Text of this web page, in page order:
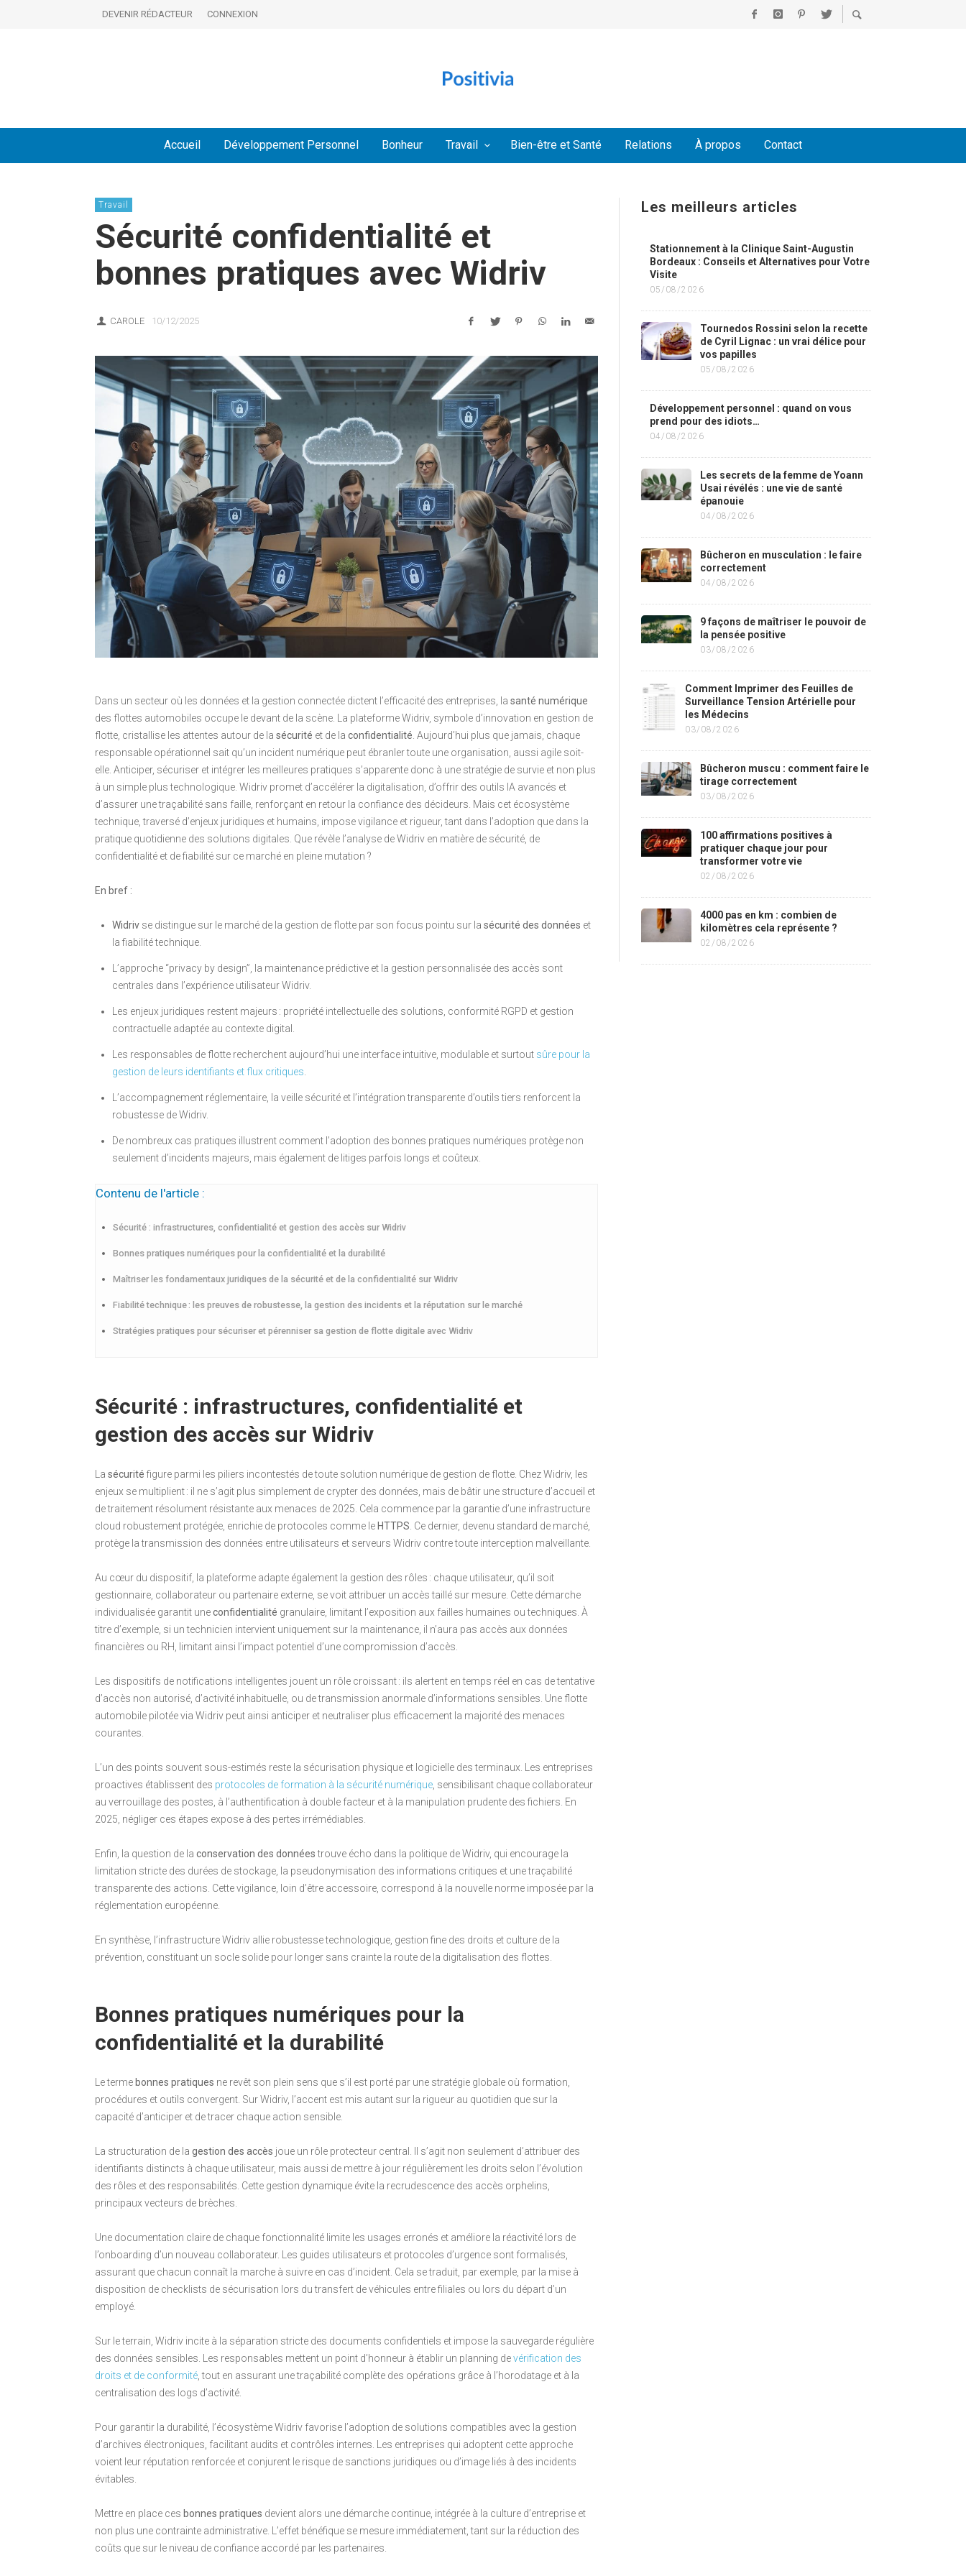
DEVENIR RÉDACTEUR CONNEXION
Accueil Développement Personnel Bonheur Travail Bien-être et Santé Relations À propos Contact
Travail
Sécurité confidentialité et
bonnes pratiques avec Widriv
CAROLE 10/12/2025
Dans un secteur où les données et la gestion connectée dictent l’efficacité des entreprises, la santé numérique
des flottes automobiles occupe le devant de la scène. La plateforme Widriv, symbole d’innovation en gestion de
flotte, cristallise les attentes autour de la sécurité et de la confidentialité . Aujourd’hui plus que jamais, chaque
responsable opérationnel sait qu’un incident numérique peut ébranler toute une organisation, aussi agile soit-
elle. Anticiper, sécuriser et intégrer les meilleures pratiques s’apparente donc à une stratégie de survie et non plus
à un simple plus technologique. Widriv promet d’accélérer la digitalisation, d’offrir des outils IA avancés et
d’assurer une traçabilité sans faille, renforçant en retour la confiance des décideurs. Mais cet écosystème
technique, traversé d’enjeux juridiques et humains, impose vigilance et rigueur, tant dans l’adoption que dans la
pratique quotidienne des solutions digitales. Que révèle l’analyse de Widriv en matière de sécurité, de
confidentialité et de fiabilité sur ce marché en pleine mutation ?
En bref :
Widriv se distingue sur le marché de la gestion de flotte par son focus pointu sur la sécurité des données et
la fiabilité technique.
L’approche “privacy by design”, la maintenance prédictive et la gestion personnalisée des accès sont
centrales dans l’expérience utilisateur Widriv.
Les enjeux juridiques restent majeurs : propriété intellectuelle des solutions, conformité RGPD et gestion
contractuelle adaptée au contexte digital.
Les responsables de flotte recherchent aujourd’hui une interface intuitive, modulable et surtout sûre pour la
gestion de leurs identifiants et flux critiques
L’accompagnement réglementaire, la veille sécurité et l’intégration transparente d’outils tiers renforcent la
robustesse de Widriv.
De nombreux cas pratiques illustrent comment l’adoption des bonnes pratiques numériques protège non
seulement d’incidents majeurs, mais également de litiges parfois longs et coûteux.
Contenu de l'article :
Sécurité : infrastructures, confidentialité et gestion des accès sur Widriv
Bonnes pratiques numériques pour la confidentialité et la durabilité
Maîtriser les fondamentaux juridiques de la sécurité et de la confidentialité sur Widriv
Fiabilité technique : les preuves de robustesse, la gestion des incidents et la réputation sur le marché
Stratégies pratiques pour sécuriser et pérenniser sa gestion de flotte digitale avec Widriv
Sécurité : infrastructures, confidentialité et
gestion des accès sur Widriv
La sécurité figure parmi les piliers incontestés de toute solution numérique de gestion de flotte. Chez Widriv, les
enjeux se multiplient : il ne s’agit plus simplement de crypter des données, mais de bâtir une structure d’accueil et
de traitement résolument résistante aux menaces de 2025. Cela commence par la garantie d’une infrastructure
cloud robustement protégée, enrichie de protocoles comme le HTTPS . Ce dernier, devenu standard de marché,
protège la transmission des données entre utilisateurs et serveurs Widriv contre toute interception malveillante.
Au cœur du dispositif, la plateforme adapte également la gestion des rôles : chaque utilisateur, qu’il soit
gestionnaire, collaborateur ou partenaire externe, se voit attribuer un accès taillé sur mesure. Cette démarche
individualisée garantit uneconfidentialité granulaire, limitant l’exposition aux failles humaines ou techniques. À
titre d’exemple, si un technicien intervient uniquement sur la maintenance, il n’aura pas accès aux données
financières ou RH, limitant ainsi l’impact potentiel d’une compromission d’accès.
Les dispositifs de notifications intelligentes jouent un rôle croissant : ils alertent en temps réel en cas de tentative
d’accès non autorisé, d’activité inhabituelle, ou de transmission anormale d’informations sensibles. Une flotte
automobile pilotée via Widriv peut ainsi anticiper et neutraliser plus efficacement la majorité des menaces
courantes.
L’un des points souvent sous-estimés reste la sécurisation physique et logicielle des terminaux. Les entreprises
proactives établissent des protocoles de formation à la sécurité numérique , sensibilisant chaque collaborateur
au verrouillage des postes, à l’authentification à double facteur et à la manipulation prudente des fichiers. En
2025, négliger ces étapes expose à des pertes irrémédiables.
Enfin, la question de la conservation des donnéestrouve écho dans la politique de Widriv, qui encourage la
limitation stricte des durées de stockage, la pseudonymisation des informations critiques et une traçabilité
transparente des actions. Cette vigilance, loin d’être accessoire, correspond à la nouvelle norme imposée par la
réglementation européenne.
En synthèse, l’infrastructure Widriv allie robustesse technologique, gestion fine des droits et culture de la
prévention, constituant un socle solide pour longer sans crainte la route de la digitalisation des flottes.
Bonnes pratiques numériques pour la
confidentialité et la durabilité
Le terme bonnes pratiques ne revêt son plein sens que s’il est porté par une stratégie globale où formation,
procédures et outils convergent. Sur Widriv, l’accent est mis autant sur la rigueur au quotidien que sur la
capacité d’anticiper et de tracer chaque action sensible.
La structuration de la gestion des accès joue un rôle protecteur central. Il s’agit non seulement d’attribuer des
identifiants distincts à chaque utilisateur, mais aussi de mettre à jour régulièrement les droits selon l’évolution
des rôles et des responsabilités. Cette gestion dynamique évite la recrudescence des accès orphelins,
principaux vecteurs de brèches.
Une documentation claire de chaque fonctionnalité limite les usages erronés et améliore la réactivité lors de
l’onboarding d’un nouveau collaborateur. Les guides utilisateurs et protocoles d’urgence sont formalisés,
assurant que chacun connaît la marche à suivre en cas d’incident. Cela se traduit, par exemple, par la mise à
disposition de checklists de sécurisation lors du transfert de véhicules entre filiales ou lors du départ d’un
employé.
Sur le terrain, Widriv incite à la séparation stricte des documents confidentiels et impose la sauvegarde régulière
des données sensibles. Les responsables mettent un point d’honneur à établir un planning devérification des
droits et de conformité , tout en assurant une traçabilité complète des opérations grâce à l’horodatage et à la
centralisation des logs d’activité.
Pour garantir la durabilité, l’écosystème Widriv favorise l’adoption de solutions compatibles avec la gestion
d’archives électroniques, facilitant audits et contrôles internes. Les entreprises qui adoptent cette approche
voient leur réputation renforcée et conjurent le risque de sanctions juridiques ou d’image liés à des incidents
évitables.
Mettre en place ces bonnes pratiques devient alors une démarche continue, intégrée à la culture d’entreprise et
non plus une contrainte administrative. L’effet bénéfique se mesure immédiatement, tant sur la réduction des
coûts que sur le niveau de confiance accordé par les partenaires.
Les meilleurs articles
Stationnement à la Clinique Saint-Augustin
Bordeaux : Conseils et Alternatives pour Votre
Visite
05/08/2026
Tournedos Rossini selon la recette
de Cyril Lignac : un vrai délice pour
vos papilles
05/08/2026
Développement personnel : quand on vous
prend pour des idiots…
04/08/2026
Les secrets de la femme de Yoann
Usai révélés : une vie de santé
épanouie
04/08/2026
Bûcheron en musculation : le faire
correctement
04/08/2026
9 façons de maîtriser le pouvoir de
la pensée positive
03/08/2026
Comment Imprimer des Feuilles de
Surveillance Tension Artérielle pour
les Médecins
03/08/2026
Bûcheron muscu : comment faire le
tirage correctement
03/08/2026
100 affirmations positives à
pratiquer chaque jour pour
transformer votre vie
02/08/2026
4000 pas en km : combien de
kilomètres cela représente ?
02/08/2026